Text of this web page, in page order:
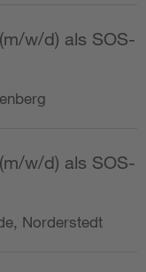
w/d) als SOS-
w/d) als SOS-
Norderstedt